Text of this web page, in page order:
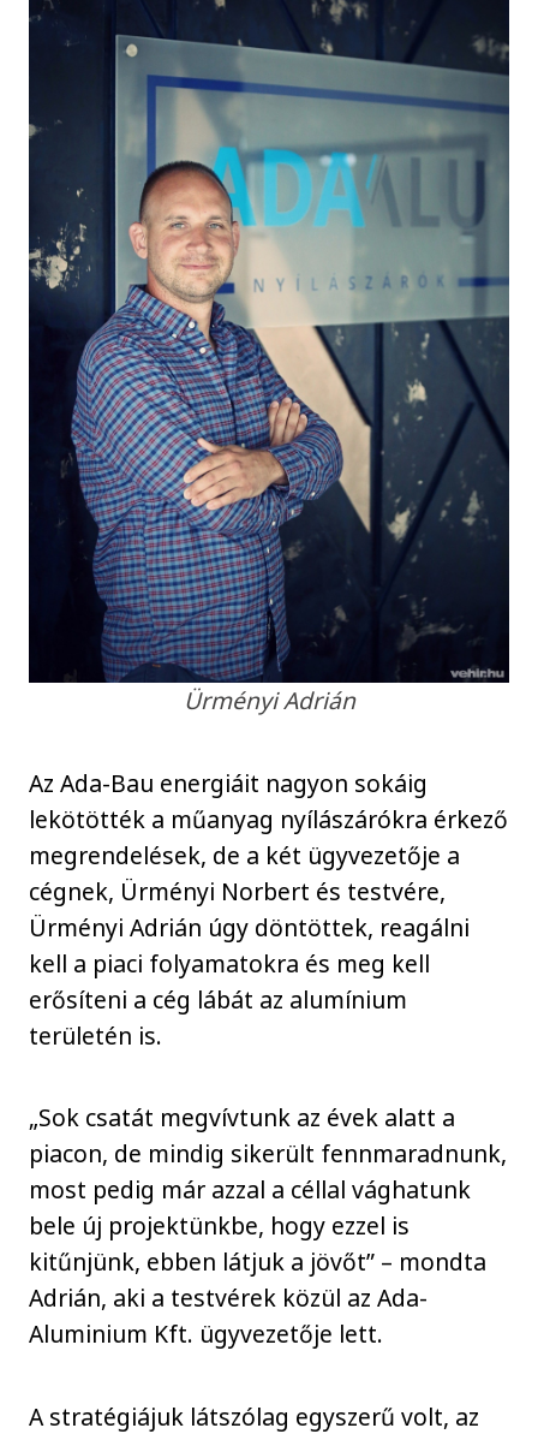
Ürményi Adrián
Az Ada-Bau energiáit nagyon sokáig
lekötötték a műanyag nyílászárókra érkező
megrendelések, de a két ügyvezetője a
cégnek, Ürményi Norbert és testvére,
Ürményi Adrián úgy döntöttek, reagálni
kell a piaci folyamatokra és meg kell
erősíteni a cég lábát az alumínium
területén is.
„Sok csatát megvívtunk az évek alatt a
piacon, de mindig sikerült fennmaradnunk,
most pedig már azzal a céllal vághatunk
bele új projektünkbe, hogy ezzel is
kitűnjünk, ebben látjuk a jövőt” – mondta
Adrián, aki a testvérek közül az Ada-
Aluminium Kft. ügyvezetője lett.
A stratégiájuk látszólag egyszerű volt, az